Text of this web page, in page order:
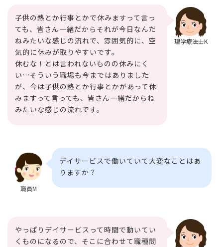
子供の熱とか行事とかで休みますって言っ
ても、皆さん一緒だからそれが今日なんだ
ねみたいな感じの流れで、雰囲気的に、空
気的に休みが取りやすいです。
休むな！とは言われないものの休みにく
い…そういう職場も今まではありました
が、今は子供の熱とか行事とかがあって休
みますって言っても、皆さん一緒だからね
みたいな感じの流れです。
理学療法士K
職員M
デイサービスで働いていて大変なことはあ
りますか？
やっぱりデイサービスって時間で動いてい
くものになるので、そこに合わせて職種問